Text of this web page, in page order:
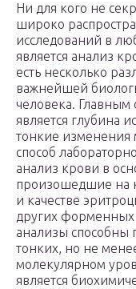
Ни для кого не
широко
исследований в
является анализ
есть несколько
важнейшей
человека.
является глубина
тонкие изменения
способ
анализ крови в
произошедшие на
и качестве
других
анализы способны
тонких, но не
молекулярном
является